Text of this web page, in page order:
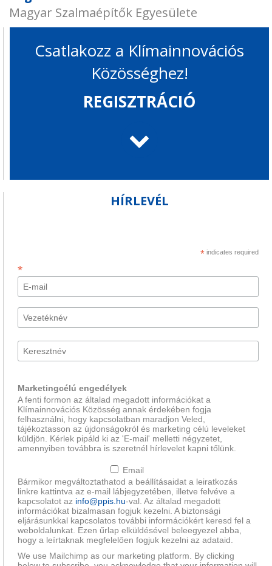
Magyar Szalmaépítők Egyesülete
Csatlakozz a Klímainnovációs
Közösséghez!
REGISZTRÁCIÓ
HÍRLEVÉL
* indicates required
*
Marketingcélú engedélyek
A fenti formon az általad megadott információkat a
Klímainnovációs Közösség annak érdekében fogja
felhasználni, hogy kapcsolatban maradjon Veled,
tájékoztasson az újdonságokról és marketing célú leveleket
küldjön. Kérlek pipáld ki az 'E-mail' melletti négyzetet,
amennyiben továbbra is szeretnél hírlevelet kapni tőlünk.
Email
Bármikor megváltoztathatod a beállításaidat a leiratkozás
linkre kattintva az e-mail lábjegyzetében, illetve felvéve a
kapcsolatot az info@ppis.hu-val. Az általad megadott
információkat bizalmasan fogjuk kezelni. A biztonsági
eljárásunkkal kapcsolatos további információkért keresd fel a
weboldalunkat. Ezen űrlap elküldésével beleegyezel abba,
hogy a leírtaknak megfelelően fogjuk kezelni az adataid.
We use Mailchimp as our marketing platform. By clicking